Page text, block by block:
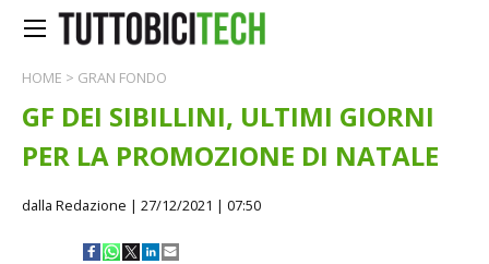
HOME > GRAN FONDO
GF DEI SIBILLINI, ULTIMI GIORNI
PER LA PROMOZIONE DI NATALE
dalla Redazione | 27/12/2021 | 07:50